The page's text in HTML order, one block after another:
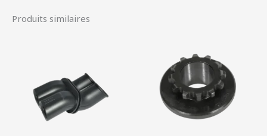
Produits similaires
plusieurs
variations.